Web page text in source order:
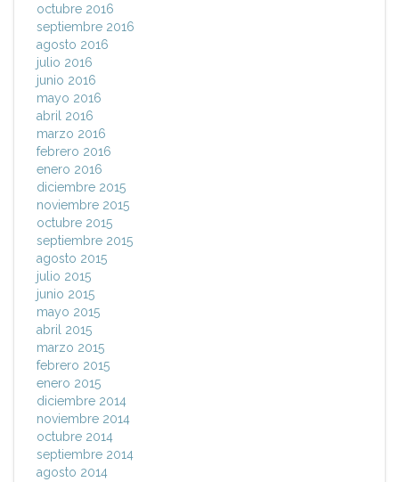
octubre 2016
septiembre 2016
agosto 2016
julio 2016
junio 2016
mayo 2016
abril 2016
marzo 2016
febrero 2016
enero 2016
diciembre 2015
noviembre 2015
octubre 2015
septiembre 2015
agosto 2015
julio 2015
junio 2015
mayo 2015
abril 2015
marzo 2015
febrero 2015
enero 2015
diciembre 2014
noviembre 2014
octubre 2014
septiembre 2014
agosto 2014